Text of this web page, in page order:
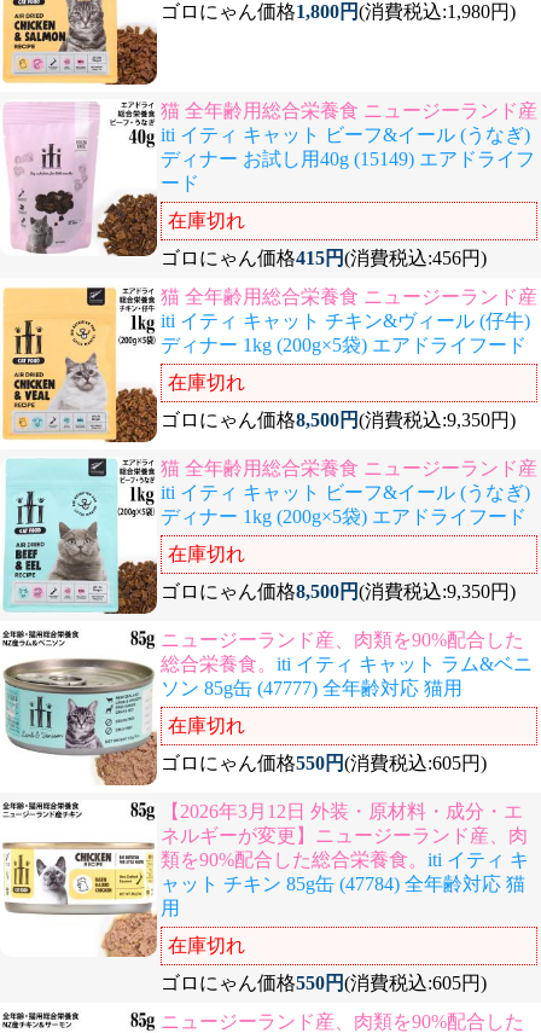
ゴロにゃん価格1,800円(消費税込:1,980円)
猫 全年齢用総合栄養食 ニュージーランド産
iti イティ キャット ビーフ&イール (うなぎ)
ディナー お試し用40g (15149) エアドライフ
ード
在庫切れ
ゴロにゃん価格415円(消費税込:456円)
猫 全年齢用総合栄養食 ニュージーランド産
iti イティ キャット チキン&ヴィール (仔牛)
ディナー 1kg (200g×5袋) エアドライフード
在庫切れ
ゴロにゃん価格8,500円(消費税込:9,350円)
猫 全年齢用総合栄養食 ニュージーランド産
iti イティ キャット ビーフ&イール (うなぎ)
ディナー 1kg (200g×5袋) エアドライフード
在庫切れ
ゴロにゃん価格8,500円(消費税込:9,350円)
ニュージーランド産、肉類を90%配合した
総合栄養食。 iti イティ キャット ラム&ベニ
ソン 85g缶 (47777) 全年齢対応 猫用
在庫切れ
ゴロにゃん価格550円(消費税込:605円)
【2026年3月12日 外装・原材料・成分・エ
ネルギーが変更】ニュージーランド産、肉
類を90%配合した総合栄養食。 iti イティ キ
ャット チキン 85g缶 (47784) 全年齢対応 猫
用
在庫切れ
ゴロにゃん価格550円(消費税込:605円)
ニュージーランド産、肉類を90%配合した